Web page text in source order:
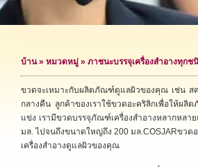
บ้าน» หมวดหมู่ » ภาชนะบรรจุเครื่องสำอางทุกช
ขวดจะเหมาะกับผลิตภัณฑ์ดูแลผิวของคุณ เช่น ส
กลางคืน ลูกค้าของเราใช้ขวดอะคริลิกเพื่อให้ผลิ
แข่ง เรามีขวดบรรจุภัณฑ์เครื่องสำอางหลากหลา
มล. ไปจนถึงขนาดใหญ่ถึง 200 มล.COSJARขวด
เครื่องสำอางดูแลผิวของคุณ